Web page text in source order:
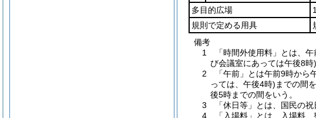
多目的広場
規則で定める用具
備考
1 「時間外使用料」とは、午
び会議室にあっては午後8時
2 「午前」とは午前9時から
っては、午後4時)までの間
後5時までの間をいう。
3 「休日等」とは、国民の祝
4 「入場料」とは、入場料、